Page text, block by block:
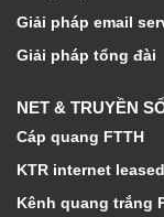
Giải pháp email
Giải pháp tổng đài
NET & TRUYỀN
Cáp quang FTTH
KTR internet
Kênh quang trắng